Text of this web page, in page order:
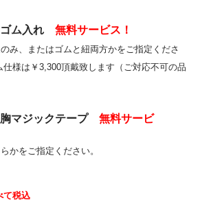
ゴム入れ 無料サービス！
み、またはゴムと紐両方かをご指定くださ
は￥3,300頂戴致します（ ご対応不可の品
マジックテープ 無料サービ
かをご指定ください。
て税込